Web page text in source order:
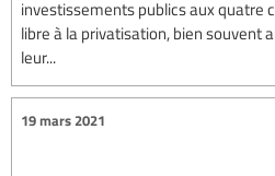
investissements publics aux quatre
libre à la privatisation, bien souvent
leur...
19 mars 2021